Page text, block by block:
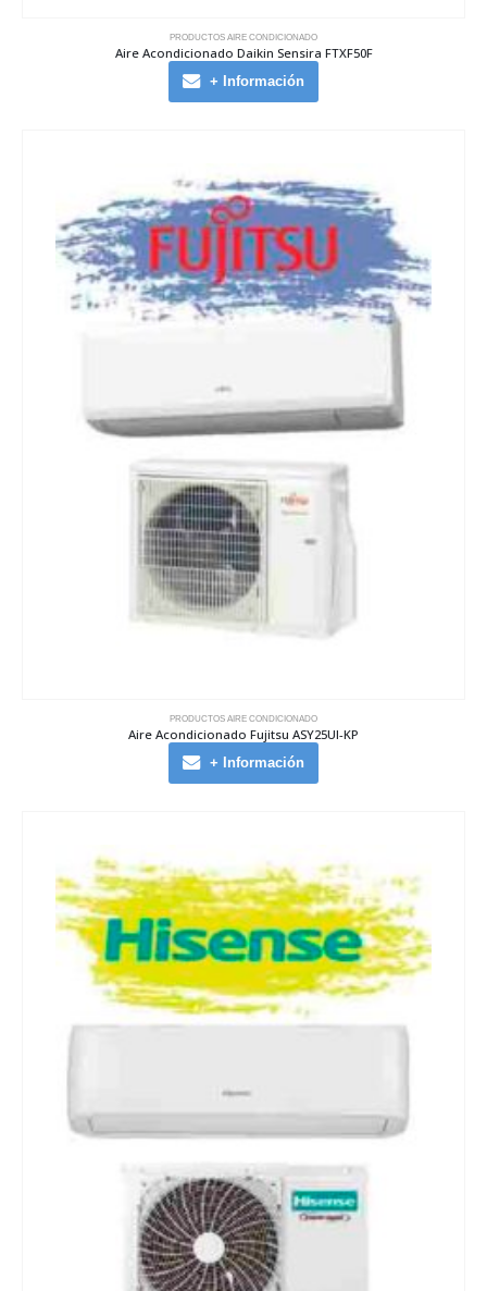
PRODUCTOS AIRE CONDICIONADO
Aire Acondicionado Daikin Sensira FTXF50F
+ Información
PRODUCTOS AIRE CONDICIONADO
Aire Acondicionado Fujitsu ASY25UI-KP
+ Información